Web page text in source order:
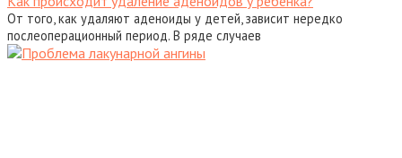
От того, как удаляют аденоиды у детей, зависит нередко
послеоперационный период. В ряде случаев